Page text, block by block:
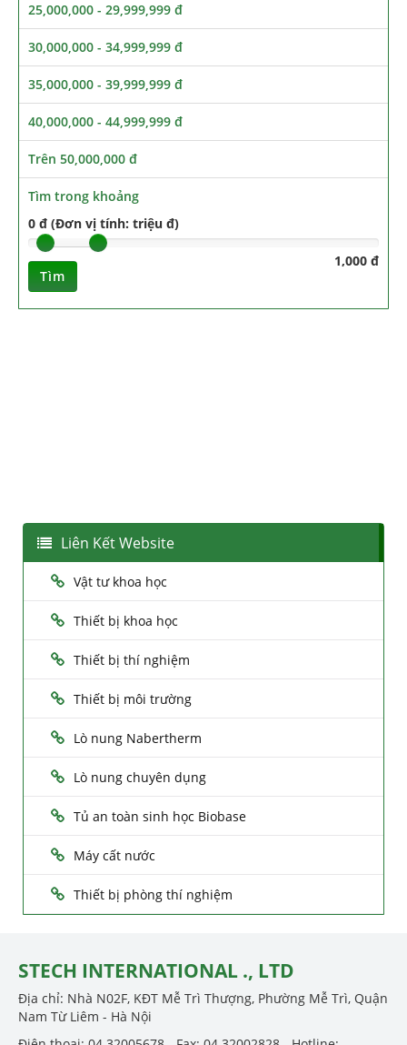
25,000,000 - 29,999,999 đ
30,000,000 - 34,999,999 đ
35,000,000 - 39,999,999 đ
40,000,000 - 44,999,999 đ
Trên 50,000,000 đ
Tìm trong khoảng
0 đ (Đơn vị tính: triệu đ)
1,000 đ
Tìm
Liên Kết Website
Vật tư khoa học
Thiết bị khoa học
Thiết bị thí nghiệm
Thiết bị môi trường
Lò nung Nabertherm
Lò nung chuyên dụng
Tủ an toàn sinh học Biobase
Máy cất nước
Thiết bị phòng thí nghiệm
STECH INTERNATIONAL ., LTD
Địa chỉ: Nhà N02F, KĐT Mễ Trì Thượng, Phường Mễ Trì, Quận
Nam Từ Liêm - Hà Nội